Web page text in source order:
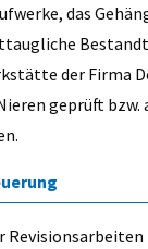
das
der Firma
geprüft bzw.